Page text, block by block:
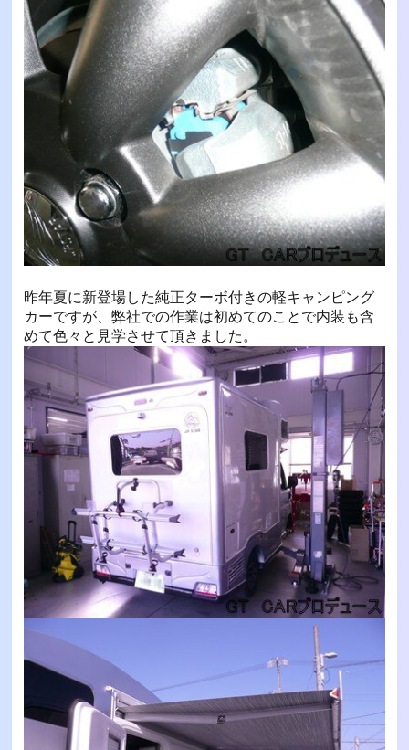
昨年夏に新登場した純正ターボ付きの軽キャンピング
カーですが、弊社での作業は初めてのことで内装も含
めて色々と見学させて頂きました。